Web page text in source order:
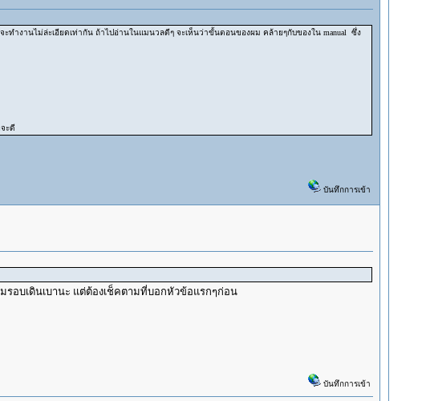
ะทำงานไม่ล่ะเอียดเท่ากัน ถ้าไปอ่านในแมนวลดีๆ จะเห็นว่าขั้นตอนของผม คล้ายๆกับของใน manual ซึ่ง
ะดี
บันทึกการเข้า
อบเดินเบานะ แต่ต้องเช็คตามที่บอกหัวข้อแรกๆก่อน
บันทึกการเข้า